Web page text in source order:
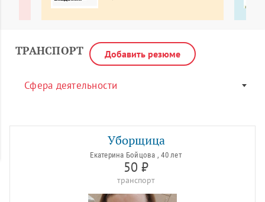
ТРАНСПОРТ Добавить резюме
Сфера деятельности
Уборщица
Екатерина Бойцова , 40 лет
50 ₽
транспорт